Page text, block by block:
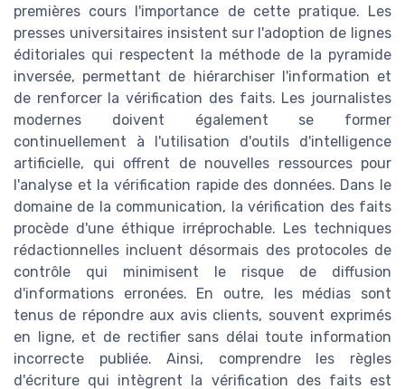
premières cours l'importance de cette pratique. Les
presses universitaires insistent sur l'adoption de lignes
éditoriales qui respectent la méthode de la pyramide
inversée, permettant de hiérarchiser l'information et
de renforcer la vérification des faits. Les journalistes
modernes doivent également se former
continuellement à l'utilisation d'outils d'intelligence
artificielle, qui offrent de nouvelles ressources pour
l'analyse et la vérification rapide des données. Dans le
domaine de la communication, la vérification des faits
procède d'une éthique irréprochable. Les techniques
rédactionnelles incluent désormais des protocoles de
contrôle qui minimisent le risque de diffusion
d'informations erronées. En outre, les médias sont
tenus de répondre aux avis clients, souvent exprimés
en ligne, et de rectifier sans délai toute information
incorrecte publiée. Ainsi, comprendre les règles
d'écriture qui intègrent la vérification des faits est